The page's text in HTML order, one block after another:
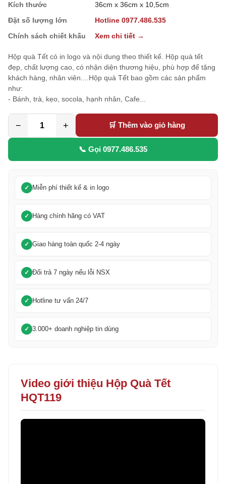
Kích thước
36cm x 36cm x 10,5cm
Đặt số lượng lớn
Hotline 0977.486.535
Chính sách chiết khấu
Xem chi tiết →
Hộp quà Tết có in logo và nội dung theo thiết kế. Hộp quà tết
đẹp, chất lượng cao, có nhận diện thương hiệu, phù hợp để tặng
khách hàng, nhân viên....Hộp quà Tết bao gồm các sản phẩm
như:
- Bánh, trà, kẹo, socola, hạnh nhân, Cafe...
− + 🛒 Thêm vào giỏ hàng
📞 Gọi 0977.486.535
Miễn phí thiết kế & in logo
Hàng chính hãng có VAT
Giao hàng toàn quốc 2-4 ngày
Đổi trả 7 ngày nếu lỗi NSX
Hotline tư vấn 24/7
3.000+ doanh nghiệp tin dùng
Video giới thiệu Hộp Quà Tết
HQT119